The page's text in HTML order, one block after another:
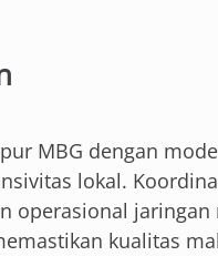
MBG dengan
lokal.
operasional
kualitas